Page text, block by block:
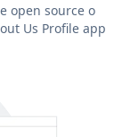
open source o
Us Profile app